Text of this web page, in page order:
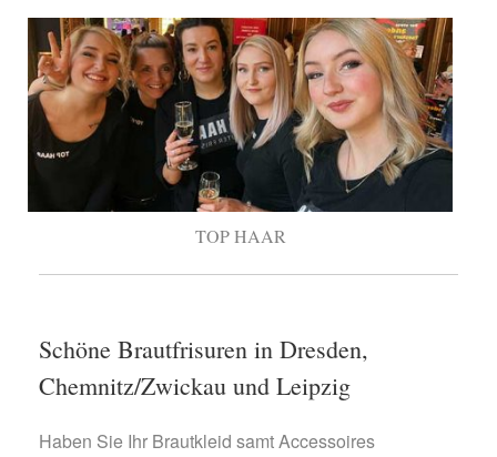
TOP HAAR
Schöne Brautfrisuren in Dresden,
Chemnitz/Zwickau und Leipzig
Haben Sie Ihr Brautkleid samt Accessoires